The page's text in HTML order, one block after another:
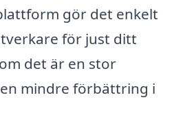
gör det enkelt
för just ditt
det är en stor
mindre förbättring i